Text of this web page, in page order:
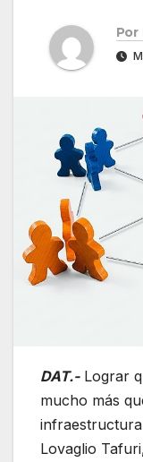
Por
DAT.-Lograr
mucho más
Lovaglio